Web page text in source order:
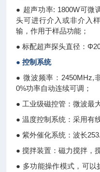
● 超声功率: 1800W可微
头可进行介入或非介入
输，作用于样品功能；
● 标配超声探头直径：
● 控制系统
● 微波频率：2450MHz,
0%功率自动连续可调；
● 工业级磁控管：微波最
● 温度控制系统：采用有
● 紫外催化系统：波长
● 搅拌装置：磁力搅拌，
● 多功能操作模式，可以